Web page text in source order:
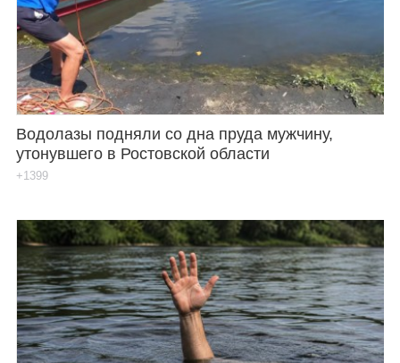
Водолазы подняли со дна пруда мужчину,
утонувшего в Ростовской области
+1399